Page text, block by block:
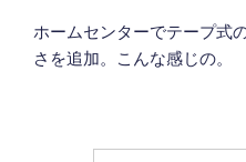
ホームセンターでテープ式
さを追加。こんな感じの。